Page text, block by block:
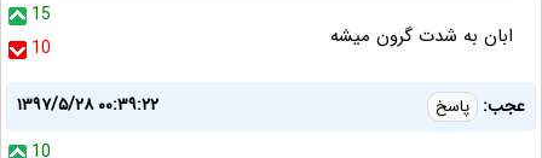
15
10
ابان به شدت گرون میشه
عجب: پاسخ
۱۳۹۷/۵/۲۸ ۰۰:۳۹:۲۲
10